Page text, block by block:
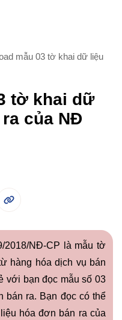
mẫu 03 tờ khai dữ liệu
tờ khai dữ
của NĐ
2018/NĐ-CP là mẫu tờ
hàng hóa dịch vụ bán
với bạn đọc mẫu số 03
bán ra. Bạn đọc có thể
hóa đơn bán ra của